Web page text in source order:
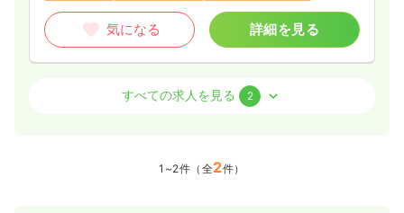
気になる 詳細を見る
介護・福祉系准看護師
お問い合わせください
すべての求人を見る 2
1~2件（全2件）